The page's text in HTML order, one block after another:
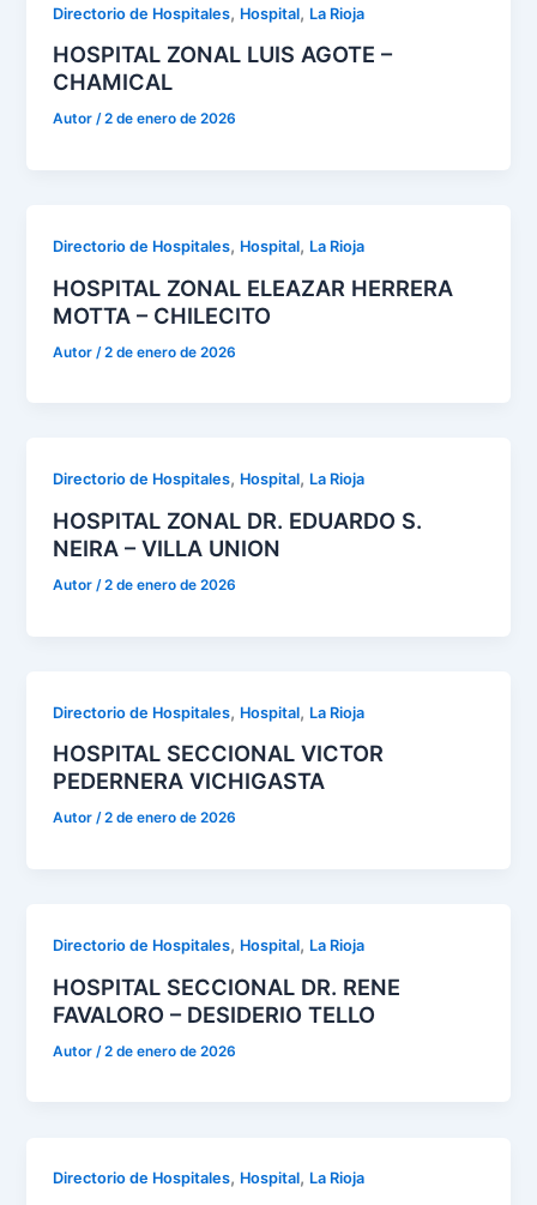
Directorio de Hospitales, Hospital, La Rioja
HOSPITAL ZONAL LUIS AGOTE –
CHAMICAL
Autor/2 de enero de 2026
Directorio de Hospitales, Hospital, La Rioja
HOSPITAL ZONAL ELEAZAR HERRERA
MOTTA – CHILECITO
Autor /2 de enero de 2026
Directorio de Hospitales, Hospital, La Rioja
HOSPITAL ZONAL DR. EDUARDO S.
NEIRA – VILLA UNION
Autor/2 de enero de 2026
Directorio de Hospitales, Hospital, La Rioja
HOSPITAL SECCIONAL VICTOR
PEDERNERA VICHIGASTA
Autor/2 de enero de 2026
Directorio de Hospitales, Hospital, La Rioja
HOSPITAL SECCIONAL DR. RENE
FAVALORO – DESIDERIO TELLO
Autor /2 de enero de 2026
Directorio de Hospitales, Hospital, La Rioja